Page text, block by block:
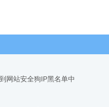
网站安全狗IP黑名单中